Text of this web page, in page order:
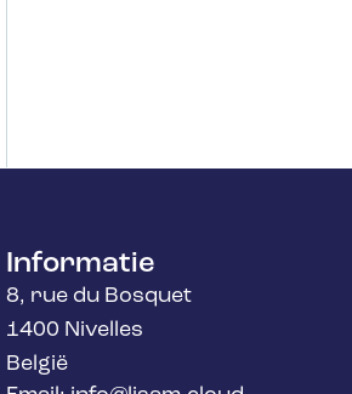
Informatie
8, rue du Bosquet
1400 Nivelles
België